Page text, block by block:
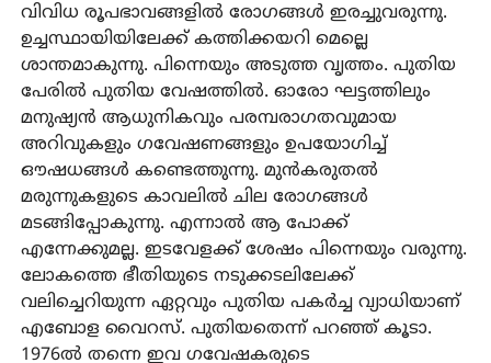
വിവിധ രൂപഭാവങ്ങളിൽ രോഗങ്ങൾ ഇരച്ചുവരുന്നു.
ഉച്ചസ്ഥായിയിലേക്ക് കത്തിക്കയറി മെല്ലെ
ശാന്തമാകുന്നു. പിന്നെയും അടുത്ത വൃത്തം. പുതിയ
പേരിൽ പുതിയ വേഷത്തിൽ. ഓരോ ഘട്ടത്തിലും
മനുഷ്യൻ ആധുനികവും പരമ്പരാഗതവുമായ
അറിവുകളും ഗവേഷണങ്ങളും ഉപയോഗിച്ച്
ഔഷധങ്ങൾ കണ്ടെത്തുന്നു. മുൻകരുതൽ
മരുന്നുകളുടെ കാവലിൽ ചില രോഗങ്ങൾ
മടങ്ങിപ്പോകുന്നു. എന്നാൽ ആ പോക്ക്
എന്നേക്കുമല്ല. ഇടവേളക്ക് ശേഷം പിന്നെയും വരുന്നു.
ലോകത്തെ ഭീതിയുടെ നടുക്കടലിലേക്ക്
വലിച്ചെറിയുന്ന ഏറ്റവും പുതിയ പകർച്ച വ്യാധിയാണ്
എബോള വൈറസ്. പുതിയതെന്ന് പറഞ്ഞ് കൂടാ.
1976ൽ തന്നെ ഇവ ഗവേഷകരുടെ